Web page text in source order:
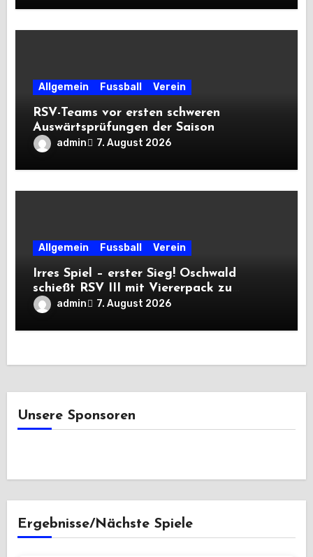
Allgemein Fussball Verein
RSV-Teams vor ersten schweren
Auswärtsprüfungen der Saison
admin 7. August 2026
Allgemein Fussball Verein
Irres Spiel – erster Sieg! Oschwald
schießt RSV III mit Viererpack zu
Premiere
admin 7. August 2026
Unsere Sponsoren
Ergebnisse/Nächste Spiele